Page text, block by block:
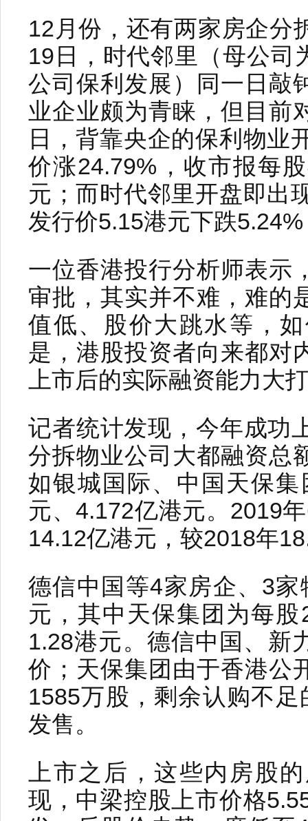
12月份，还有两家房企分
19日，时代邻里（母公司
公司保利发展）同一日敲
业企业颇为青睐，但目前
日，背靠央企的保利物业
价涨24.79%，收市报每
元；而时代邻里开盘即出
发行价5.15港元下跌
一位香港投行分析师表示
审批，其实并不难，难的
值低、股价大跳水等，
是，港股投资者向来都对
上市后的实际融资能力大
记者统计发现，今年成功
分拆物业公司大都融资总
如银城国际、中国天保
元、4.172亿港元。2019
14.12亿港元，较2018年
德信中国等4家房企、3
元，其中天保集团为每
1.28港元。德信中国、新
价；天保集团由于香港公
1585万股，剩余认购不
发售。
上市之后，这些内房股
现，中梁控股上市价格